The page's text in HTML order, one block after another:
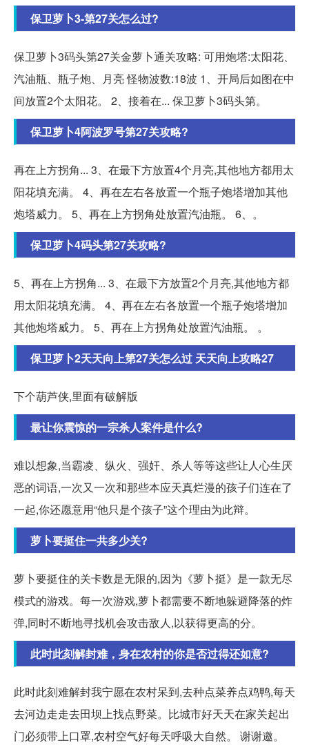
保卫萝卜3-第27关怎么过?
保卫萝卜3码头第27关金萝卜通关攻略: 可用炮塔:太阳花、
汽油瓶、瓶子炮、月亮 怪物波数:18波 1、开局后如图在中
间放置2个太阳花。 2、接着在... 保卫萝卜3码头第。
保卫萝卜4阿波罗号第27关攻略?
再在上方拐角... 3、在最下方放置4个月亮,其他地方都用太
阳花填充满。 4、再在左右各放置一个瓶子炮塔增加其他
炮塔威力。 5、再在上方拐角处放置汽油瓶。 6、。
保卫萝卜4码头第27关攻略?
5、再在上方拐角... 3、在最下方放置2个月亮,其他地方都
用太阳花填充满。 4、再在左右各放置一个瓶子炮塔增加
其他炮塔威力。 5、再在上方拐角处放置汽油瓶。 。
保卫萝卜2天天向上第27关怎么过 天天向上攻略27
下个葫芦侠,里面有破解版
最让你震惊的一宗杀人案件是什么?
难以想象,当霸凌、纵火、强奸、杀人等等这些让人心生厌
恶的词语,一次又一次和那些本应天真烂漫的孩子们连在了
一起,你还愿意用“他只是个孩子”这个理由为此辩。
萝卜要挺住一共多少关?
萝卜要挺住的关卡数是无限的,因为《萝卜挺》是一款无尽
模式的游戏。每一次游戏,萝卜都需要不断地躲避降落的炸
弹,同时不断地寻找机会攻击敌人,以获得更高的分。
此时此刻解封难，身在农村的你是否过得还如意?
此时此刻难解封我宁愿在农村呆到,去种点菜养点鸡鸭,每天
去河边走走去田坝上找点野菜。比城市好天天在家关起出
门必须带上口罩,农村空气好每天呼吸大自然。 谢谢邀。